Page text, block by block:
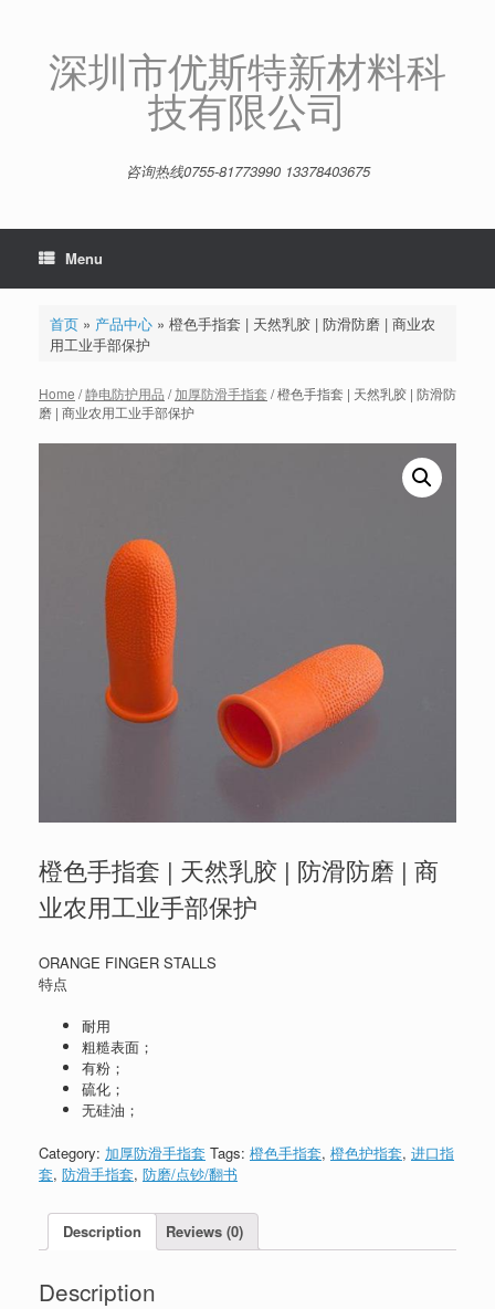
深圳市优斯特新材料科
技有限公司
咨询热线0755-81773990 13378403675
Menu
首页» 产品中心» 橙色手指套 | 天然乳胶 | 防滑防磨 | 商业农
用工业手部保护
Home /静电防护用品 /加厚防滑手指套 / 橙色手指套 | 天然乳胶 | 防滑防
磨 | 商业农用工业手部保护
橙色手指套 | 天然乳胶 | 防滑防磨 | 商
业农用工业手部保护
ORANGE FINGER STALLS
特点
耐用
粗糙表面；
有粉；
硫化；
无硅油；
Category: 加厚防滑手指套 Tags: 橙色手指套, 橙色护指套, 进口指
套, 防滑手指套, 防磨/点钞/翻书
Description Reviews (0)
Description